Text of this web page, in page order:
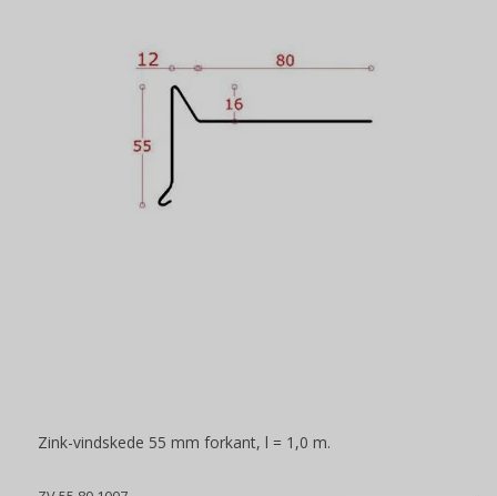
Zink-vindskede 55 mm forkant, l = 1,0 m.